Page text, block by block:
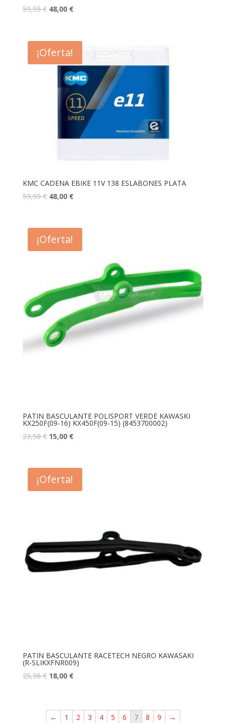
59,95€ 48,00 €
¡Oferta!
KMC CADENA EBIKE 11V 138 ESLABONES PLATA
59,95€ 48,00 €
¡Oferta!
PATIN BASCULANTE POLISPORT VERDE KAWASKI
KX250F(09-16) KX450F(09-15) (8453700002)
23,58€ 15,00 €
¡Oferta!
PATIN BASCULANTE RACETECH NEGRO KAWASAKI
(R-SLIKXFNR009)
25,96€ 18,00 €
← 1 2 3 4 5 6 7 8 9 →